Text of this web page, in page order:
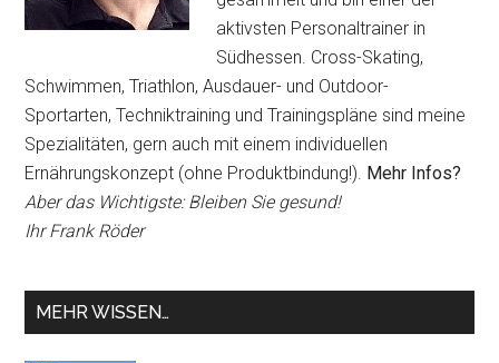
aktivsten Personaltrainer in
Südhessen. Cross-Skating,
Schwimmen, Triathlon, Ausdauer- und Outdoor-
Sportarten, Techniktraining und Trainingspläne sind meine
Spezialitäten, gern auch mit einem individuellen
Ernährungskonzept (ohne Produktbindung!). Mehr Infos?
Aber das Wichtigste: Bleiben Sie gesund!
Ihr Frank Röder
MEHR WISSEN…